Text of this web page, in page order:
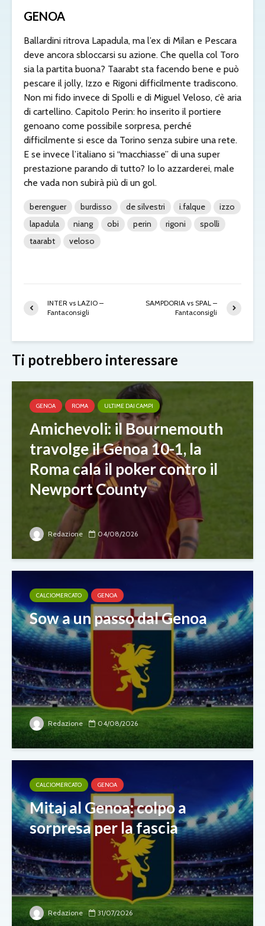
GENOA
Ballardini ritrova Lapadula, ma l’ex di Milan e Pescara
deve ancora sbloccarsi su azione. Che quella col Toro
sia la partita buona? Taarabt sta facendo bene e può
pescare il jolly, Izzo e Rigoni difficilmente tradiscono.
Non mi fido invece di Spolli e di Miguel Veloso, c’è aria
di cartellino. Capitolo Perin: ho inserito il portiere
genoano come possibile sorpresa, perché
difficilmente si esce da Torino senza subire una rete.
E se invece l’italiano si “macchiasse” di una super
prestazione parando di tutto? Io lo azzarderei, male
che vada non subirà più di un gol.
berenguer burdisso de silvestri i.falque
izzo
lapadula
niang obi perin rigoni
spolli
taarabt
veloso
INTER vs LAZIO –
Fantaconsigli
SAMPDORIA vs SPAL –
Fantaconsigli
Ti potrebbero interessare
GENOA ROMA ULTIME DAI CAMPI
Amichevoli: il Bournemouth
travolge il Genoa 10-1, la
Roma cala il poker contro il
Newport County
Redazione 04/08/2026
CALCIOMERCATO GENOA
Sow a un passo dal Genoa
Redazione 04/08/2026
CALCIOMERCATO GENOA
Mitaj al Genoa: colpo a
sorpresa per la fascia
Redazione 31/07/2026